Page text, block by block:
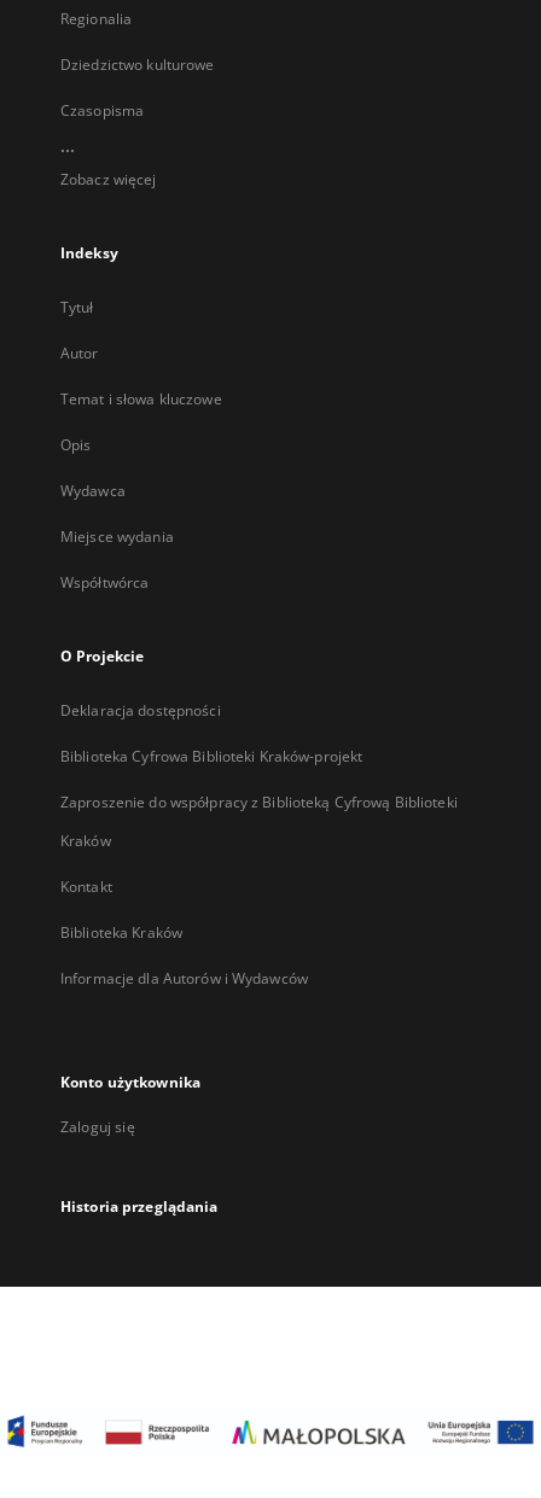
Regionalia
Dziedzictwo kulturowe
Czasopisma
...
Zobacz więcej
Indeksy
Tytuł
Autor
Temat i słowa kluczowe
Opis
Wydawca
Miejsce wydania
Współtwórca
O Projekcie
Deklaracja dostępności
Biblioteka Cyfrowa Biblioteki Kraków-projekt
Zaproszenie do współpracy z Biblioteką Cyfrową Biblioteki
Kraków
Kontakt
Biblioteka Kraków
Informacje dla Autorów i Wydawców
Konto użytkownika
Zaloguj się
Historia przeglądania